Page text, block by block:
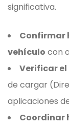
significativa.
Confirmar
vehículo con
Verificar
de cargar
aplicaciones
Coordinar